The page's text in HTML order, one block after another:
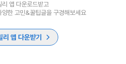
리 앱 다운로드받고
양한 고민&꿀팁글을 구경해보세요
리 앱 다운받기